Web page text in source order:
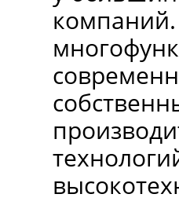
компаний.